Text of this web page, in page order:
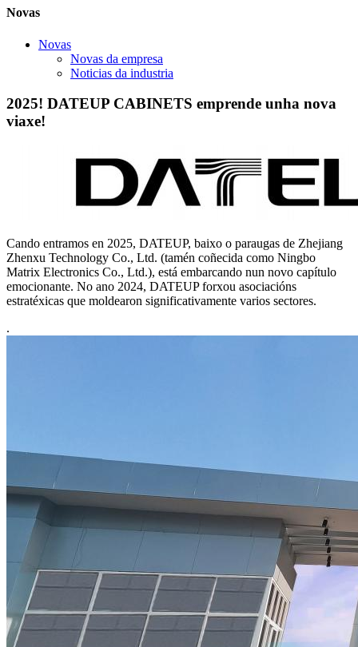
Novas
Novas
Novas da empresa
Noticias da industria
2025! DATEUP CABINETS emprende unha nova
viaxe!
Cando entramos en 2025, DATEUP, baixo o paraugas de Zhejiang
Zhenxu Technology Co., Ltd. (tamén coñecida como Ningbo
Matrix Electronics Co., Ltd.), está embarcando nun novo capítulo
emocionante. No ano 2024, DATEUP forxou asociacións
estratéxicas que moldearon significativamente varios sectores.
.